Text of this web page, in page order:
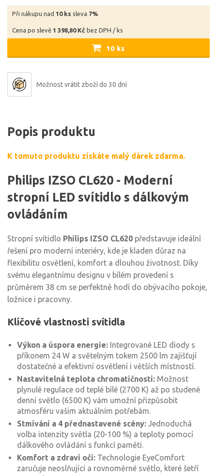
Při nákupu nad 10 ks sleva 7%
Cena po slevě 1 398,80 Kč bez DPH / ks
10 ks
Možnost vrátit zboží do 30 dní
Popis produktu
K tomuto produktu získáte malý dárek zdarma.
Philips IZSO CL620 - Moderní
stropní LED svítidlo s dálkovým
ovládáním
Stropní svítidlo Philips IZSO CL620 představuje ideální
řešení pro moderní interiéry, kde je kladen důraz na
flexibilitu osvětlení, komfort a dlouhou životnost. Díky
svému elegantnímu designu v bílém provedení s
průměrem 38 cm se perfektně hodí do obývacího pokoje,
ložnice i pracovny.
Klíčové vlastnosti svítidla
Výkon a úspora energie: Integrované LED diody s
příkonem 24 W a světelným tokem 2500 lm zajišťují
dostatečné a efektivní osvětlení i větších místností.
Nastavitelná teplota chromatičnosti: Možnost
plynulé regulace od teplé bílé (2700 K) až po studené
denní světlo (6500 K) vám umožní přizpůsobit
atmosféru vašim aktuálním potřebám.
Stmívání a 4 přednastavené scény: Jednoduchá
volba intenzity světla (20-100 %) a teploty pomocí
dálkového ovládání s funkcí paměti.
Komfort a zdraví očí: Technologie EyeComfort
zaručuje neoslňující a rovnoměrné světlo, které šetří